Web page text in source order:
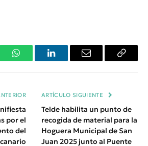
WhatsAppLinkedInEmail
Copiar
por el
del
ARTÍCULO SIGUIENTE
Telde habilita un punto de
recogida de material para la
Hoguera Municipal de San
Juan 2025 junto al Puente